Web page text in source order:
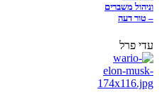
וניהול משברים
– טור דעה
עדי פרל